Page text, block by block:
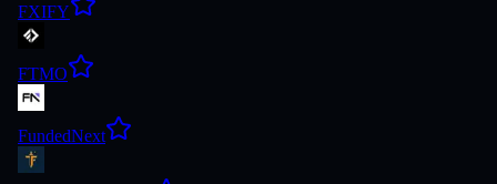
FXIFY
FTMO
FundedNext